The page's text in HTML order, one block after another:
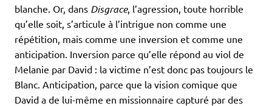
blanche. Or, dans Disgrace, l’agression, toute horrible
qu’elle soit, s’articule à l’intrigue non comme une
répétition, mais comme une inversion et comme une
anticipation. Inversion parce qu’elle répond au viol de
Melanie par David : la victime n’est donc pas toujours le
Blanc. Anticipation, parce que la vision comique que
David a de lui-même en missionnaire capturé par des